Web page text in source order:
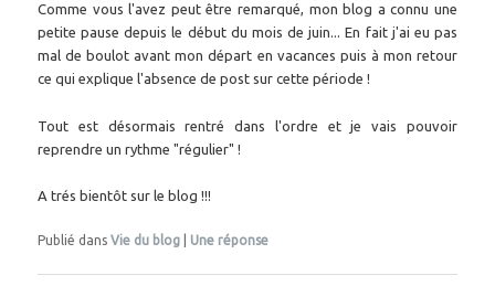
Comme vous l'avez peut être remarqué, mon blog a connu une
petite pause depuis le début du mois de juin... En fait j'ai eu pas
mal de boulot avant mon départ en vacances puis à mon retour
ce qui explique l'absence de post sur cette période !
Tout est désormais rentré dans l'ordre et je vais pouvoir
reprendre un rythme "régulier" !
A trés bientôt sur le blog !!!
Publié dans Vie du blog Une réponse